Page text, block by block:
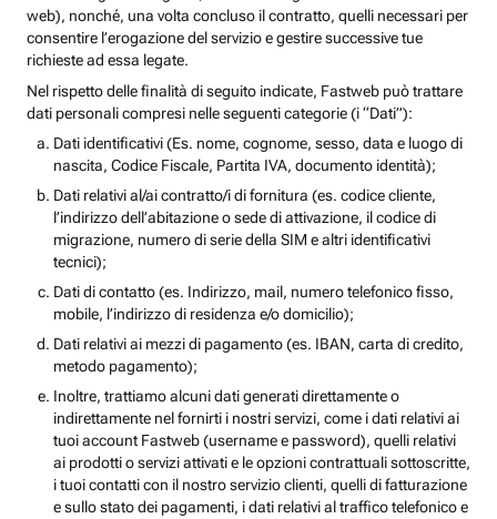
web), nonché, una volta concluso il contratto, quelli necessari per
consentire l’erogazione del servizio e gestire successive tue
richieste ad essa legate.
Nel rispetto delle finalità di seguito indicate, Fastweb può trattare
dati personali compresi nelle seguenti categorie (i “Dati”):
Dati identificativi (Es. nome, cognome, sesso, data e luogo di
nascita, Codice Fiscale, Partita IVA, documento identità);
Dati relativi al/ai contratto/i di fornitura (es. codice cliente,
l’indirizzo dell’abitazione o sede di attivazione, il codice di
migrazione, numero di serie della SIM e altri identificativi
tecnici);
Dati di contatto (es. Indirizzo, mail, numero telefonico fisso,
mobile, l’indirizzo di residenza e/o domicilio);
Dati relativi ai mezzi di pagamento (es. IBAN, carta di credito,
metodo pagamento);
Inoltre, trattiamo alcuni dati generati direttamente o
indirettamente nel fornirti i nostri servizi, come i dati relativi ai
tuoi account Fastweb (username e password), quelli relativi
ai prodotti o servizi attivati e le opzioni contrattuali sottoscritte,
i tuoi contatti con il nostro servizio clienti, quelli di fatturazione
e sullo stato dei pagamenti, i dati relativi al traffico telefonico e